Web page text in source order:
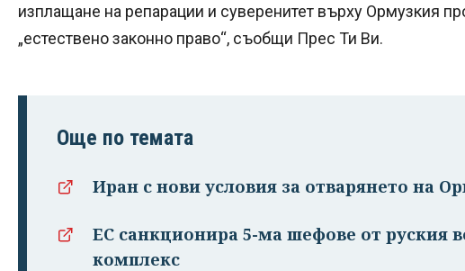
изплащане на репарации и суверенитет върху Ормузкия
„естествено законно право“, съобщи Прес Ти Ви.
Още по темата
Иран с нови условия за отварянето на
ЕС санкционира 5-ма шефове от руския
комплекс